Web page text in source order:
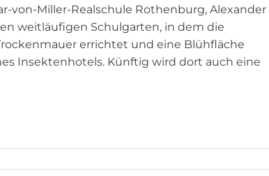
von-Miller-Realschule Rothenburg, Alexander
weitläufigen Schulgarten, in dem die
errichtet und eine Blühfläche
Insektenhotels. Künftig wird dort auch eine